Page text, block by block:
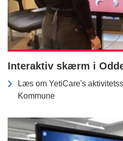
Interaktiv skærm i
Læs om YetiCare's
Kommune